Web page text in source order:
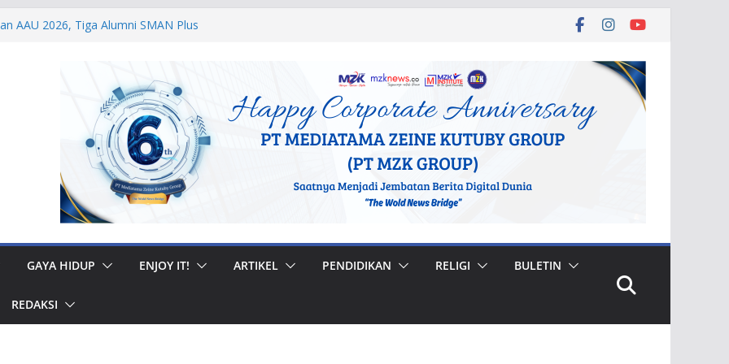
AAU 2026, Tiga Alumni SMAN Plus
Akpol Dampingi Siswa Sekolah
Bhakti 2026
Prajurit, Kodaeral V Hadiri Syukuran
Surabaya
Personel Lanud Sulaiman
World Boomerang Championship
GAYA HIDUP ENJOY IT! ARTIKEL PENDIDIKAN RELIGI BULETIN
REDAKSI